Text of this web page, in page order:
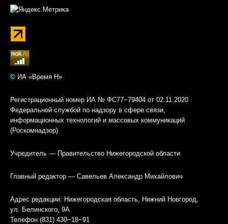
© ИА «Время Н»
Регистрационный номер ИА № ФС77−79404 от 02.11.2020
Федеральной службой по надзору в сфере связи,
информационных технологий и массовых коммуникаций
(Роскомнадзор)
Учредитель — Правительство Нижегородской области
Главный редактор — Савельев Александр Михайлович
Адрес редакции: Нижегородская область, Нижний Новгород,
ул. Белинского, 9А
Телефон (831) 430−18−91